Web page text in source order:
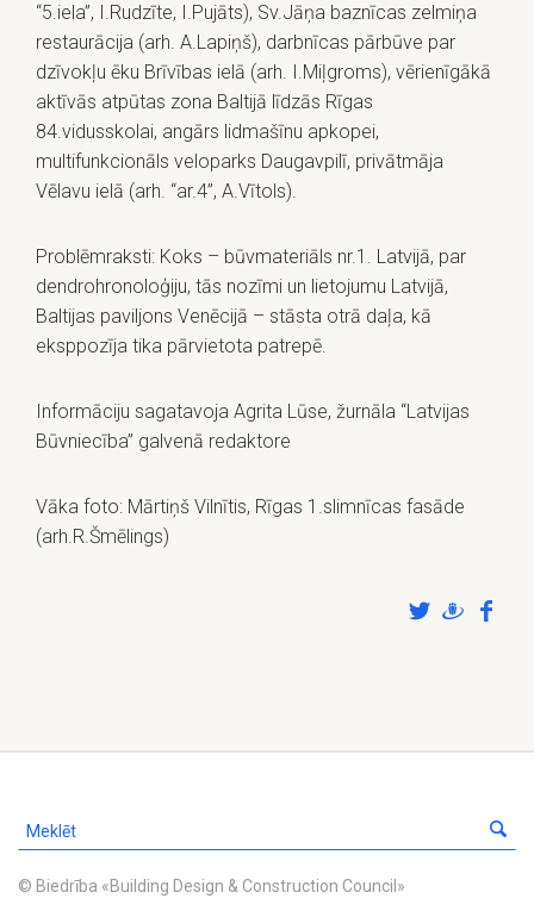
“5.iela”, I.Rudzīte, I.Pujāts), Sv.Jāņa baznīcas zelmiņa
restaurācija (arh. A.Lapiņš), darbnīcas pārbūve par
dzīvokļu ēku Brīvības ielā (arh. I.Miļgroms), vērienīgākā
aktīvās atpūtas zona Baltijā līdzās Rīgas
84.vidusskolai, angārs lidmašīnu apkopei,
multifunkcionāls veloparks Daugavpilī, privātmāja
Vēlavu ielā (arh. “ar.4”, A.Vītols).
Problēmraksti: Koks – būvmateriāls nr.1. Latvijā, par
dendrohronoloģiju, tās nozīmi un lietojumu Latvijā,
Baltijas paviljons Venēcijā – stāsta otrā daļa, kā
eksppozīja tika pārvietota patrepē.
Informāciju sagatavoja Agrita Lūse, žurnāla “Latvijas
Būvniecība” galvenā redaktore
Vāka foto: Mārtiņš Vilnītis, Rīgas 1.slimnīcas fasāde
(arh.R.Šmēlings)
© Biedrība «Building Design & Construction Council»